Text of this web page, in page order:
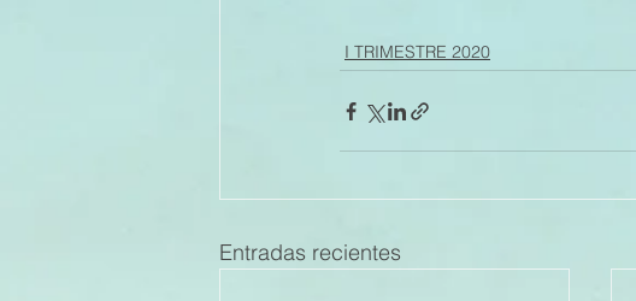
I TRIMESTRE 2020
Entradas recientes